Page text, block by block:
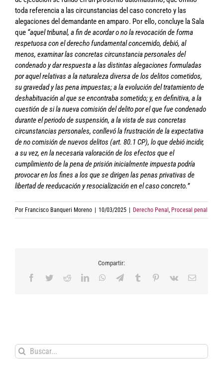
toda referencia a las circunstancias del caso concreto y las
alegaciones del demandante en amparo. Por ello, concluye la Sala
que “aquel tribunal, a fin de acordar o no la revocación de forma
respetuosa con el derecho fundamental concernido, debió, al
menos, examinar las concretas circunstancia personales del
condenado y dar respuesta a las distintas alegaciones formuladas
por aquel relativas a la naturaleza diversa de los delitos cometidos,
su gravedad y las pena impuestas; a la evolución del tratamiento de
deshabituación al que se encontraba sometido; y, en definitiva, a la
cuestión de si la nueva comisión del delito por el que fue condenado
durante el periodo de suspensión, a la vista de sus concretas
circunstancias personales, conllevó la frustración de la expectativa
de no comisión de nuevos delitos (art. 80.1 CP), lo que debió incidir,
a su vez, en la necesaria valoración de los efectos que el
cumplimiento de la pena de prisión inicialmente impuesta podría
provocar en los fines a los que se dirigen las penas privativas de
libertad de reeducación y resocialización en el caso concreto.”
Por Francisco Banqueri Moreno 10/03/2025 Derecho Penal , Procesal penal
Compartir:
Facebook
TwitterRedditLinkedInWhatsApp
TelegramTumblr Pinterest
Vk
Correo
Buscar: